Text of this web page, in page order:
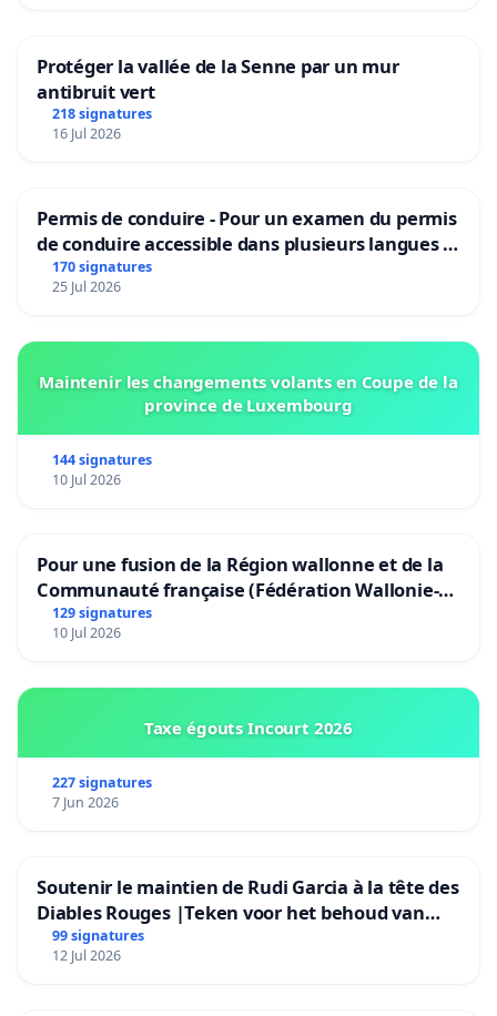
Protéger la vallée de la Senne par un mur
antibruit vert
218 signatures
16 Jul 2026
Permis de conduire - Pour un examen du permis
de conduire accessible dans plusieurs langues à
Bruxelles
170 signatures
25 Jul 2026
Maintenir les changements volants en Coupe de la
province de Luxembourg
144 signatures
10 Jul 2026
Pour une fusion de la Région wallonne et de la
Communauté française (Fédération Wallonie-
Bruxelles)
129 signatures
10 Jul 2026
Taxe égouts Incourt 2026
227 signatures
7 Jun 2026
Soutenir le maintien de Rudi Garcia à la tête des
Diables Rouges |Teken voor het behoud van
Rudi Garcia als bondscoach
99 signatures
12 Jul 2026